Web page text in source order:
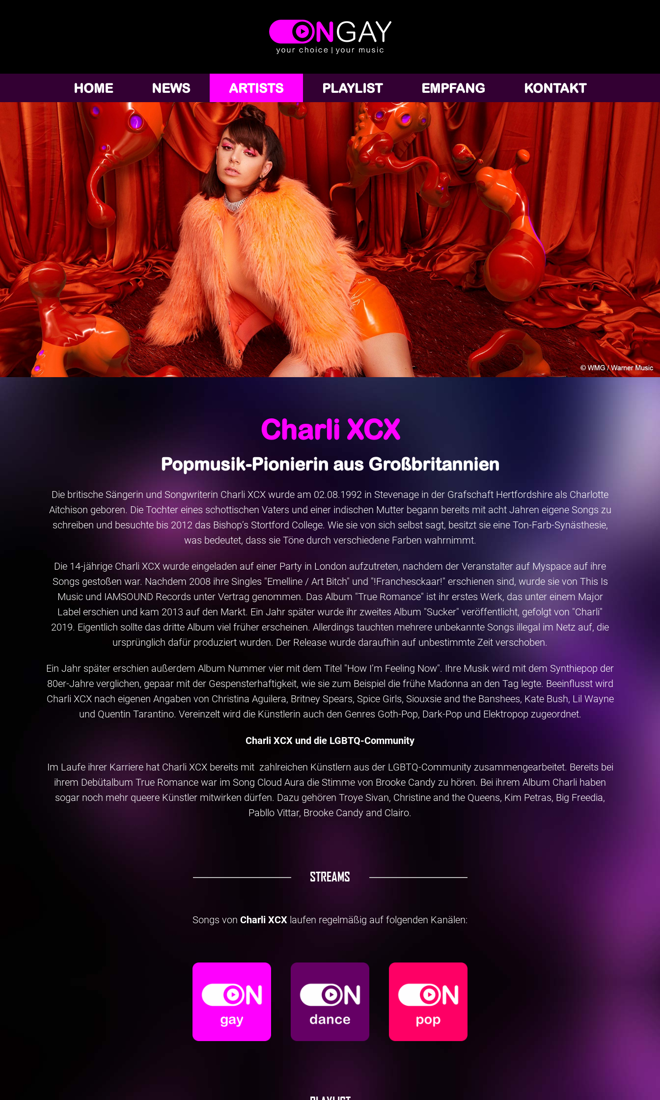
HOME NEWS ARTISTS PLAYLIST EMPFANG KONTAKT
Lana Del Rey
Summertime Sadness
Charli XCX
Popmusik-Pionierin aus Großbritannien
Die britische Sängerin und Songwriterin Charli XCX wurde am 02.08.1992 in Stevenage in der Grafschaft Hertfordshire als Charlotte
Aitchison geboren. Die Tochter eines schottischen Vaters und einer indischen Mutter begann bereits mit acht Jahren eigene Songs zu
schreiben und besuchte bis 2012 das Bishop’s Stortford College. Wie sie von sich selbst sagt, besitzt sie eine Ton-Farb-Synästhesie,
was bedeutet, dass sie Töne durch verschiedene Farben wahrnimmt.
Die 14-jährige Charli XCX wurde eingeladen auf einer Party in London aufzutreten, nachdem der Veranstalter auf Myspace auf ihre
Songs gestoßen war. Nachdem 2008 ihre Singles "Emelline / Art Bitch" und "!Franchesckaar!" erschienen sind, wurde sie von This Is
Music und IAMSOUND Records unter Vertrag genommen. Das Album "True Romance" ist ihr erstes Werk, das unter einem Major
Label erschien und kam 2013 auf den Markt. Ein Jahr später wurde ihr zweites Album "Sucker" veröffentlicht, gefolgt von "Charli"
2019. Eigentlich sollte das dritte Album viel früher erscheinen. Allerdings tauchten mehrere unbekannte Songs illegal im Netz auf, die
ursprünglich dafür produziert wurden. Der Release wurde daraufhin auf unbestimmte Zeit verschoben.
Ein Jahr später erschien außerdem Album Nummer vier mit dem Titel "How I’m Feeling Now". Ihre Musik wird mit dem Synthiepop der
80er-Jahre verglichen, gepaar mit der Gespensterhaftigkeit, wie sie zum Beispiel die frühe Madonna an den Tag legte. Beeinflusst wird
Charli XCX nach eigenen Angaben von Christina Aguilera, Britney Spears, Spice Girls, Siouxsie and the Banshees, Kate Bush, Lil Wayne
und Quentin Tarantino. Vereinzelt wird die Künstlerin auch den Genres Goth-Pop, Dark-Pop und Elektropop zugeordnet.
Charli XCX und die LGBTQ-Community
Im Laufe ihrer Karriere hat Charli XCX bereits mit zahlreichen Künstlern aus der LGBTQ-Community zusammengearbeitet. Bereits bei
ihrem Debütalbum True Romance war im Song Cloud Aura die Stimme von Brooke Candy zu hören. Bei ihrem Album Charli haben
sogar noch mehr queere Künstler mitwirken dürfen. Dazu gehören Troye Sivan, Christine and the Queens, Kim Petras, Big Freedia,
Pabllo Vittar, Brooke Candy and Clairo.
STREAMS
Songs von Charli XCX laufen regelmäßig auf folgenden Kanälen: